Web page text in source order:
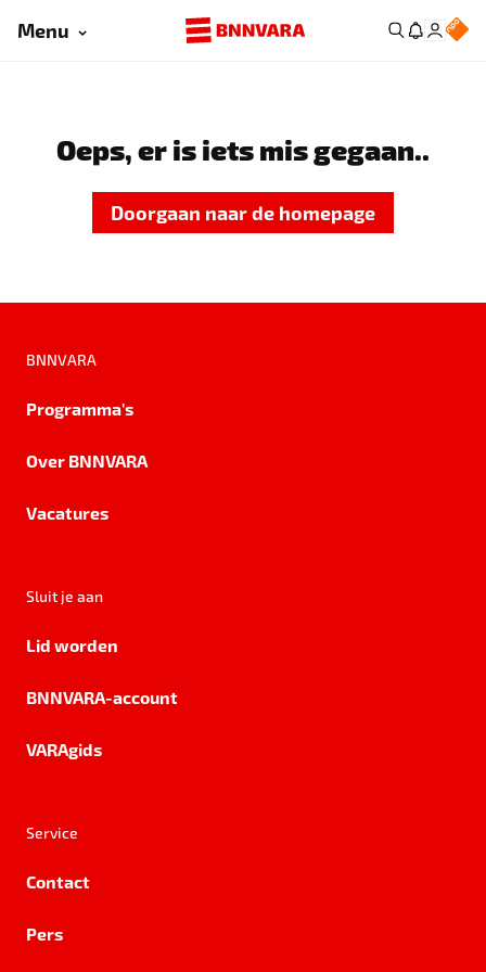
Menu
Oeps, er is iets mis gegaan..
Doorgaan naar de homepage
BNNVARA
Programma's
Over BNNVARA
Vacatures
Sluit je aan
Lid worden
BNNVARA-account
VARAgids
Service
Contact
Pers